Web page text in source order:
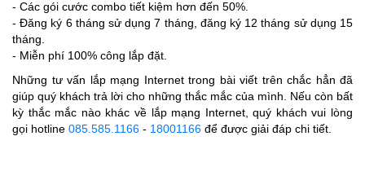
- Các gói cước combo tiết kiệm hơn đến 50%.
- Đăng ký 6 tháng sử dụng 7 tháng, đăng ký 12 tháng sử dụng 15
tháng.
- Miễn phí 100% công lắp đặt.
Những tư vấn lắp mạng Internet trong bài viết trên chắc hẳn đã
giúp quý khách trả lời cho những thắc mắc của mình. Nếu còn bất
kỳ thắc mắc nào khác về lắp mạng Internet, quý khách vui lòng
gọi hotline 085.585.1166 - 18001166 để được giải đáp chi tiết.